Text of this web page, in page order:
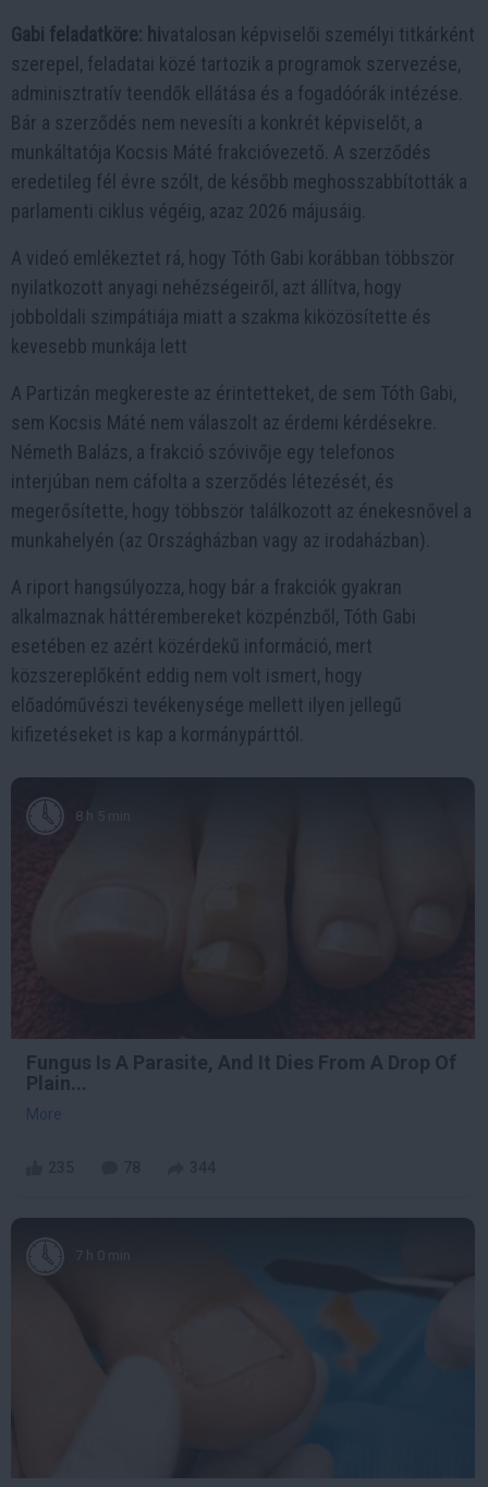
Gabi feladatköre: hi vatalosan képviselői személyi titkárként
szerepel, feladatai közé tartozik a programok szervezése,
adminisztratív teendők ellátása és a fogadóórák intézése.
Bár a szerződés nem nevesíti a konkrét képviselőt, a
munkáltatója Kocsis Máté frakcióvezető. A szerződés
eredetileg fél évre szólt, de később meghosszabbították a
parlamenti ciklus végéig, azaz 2026 májusáig.
A videó emlékeztet rá, hogy Tóth Gabi korábban többször
nyilatkozott anyagi nehézségeiről, azt állítva, hogy
jobboldali szimpátiája miatt a szakma kiközösítette és
kevesebb munkája lett
A Partizán megkereste az érintetteket, de sem Tóth Gabi,
sem Kocsis Máté nem válaszolt az érdemi kérdésekre.
Németh Balázs, a frakció szóvivője egy telefonos
interjúban nem cáfolta a szerződés létezését, és
megerősítette, hogy többször találkozott az énekesnővel a
munkahelyén (az Országházban vagy az irodaházban).
A riport hangsúlyozza, hogy bár a frakciók gyakran
alkalmaznak háttérembereket közpénzből, Tóth Gabi
esetében ez azért közérdekű információ, mert
közszereplőként eddig nem volt ismert, hogy
előadóművészi tevékenysége mellett ilyen jellegű
kifizetéseket is kap a kormánypárttól.
8 h 5 min
Fungus Is A Parasite, And It Dies From A Drop Of
Plain...
More
7 h 0 min